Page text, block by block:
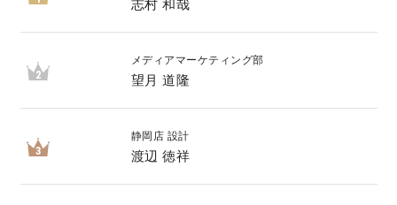
志村 和哉
2
メディアマーケティング部
望月 道隆
3
静岡店 設計
渡辺 徳祥